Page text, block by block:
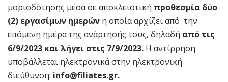
μοριοδότησης μέσα σε αποκλειστική προθεσμία δύο
(2) εργασίμων ημερών η οποία αρχίζει από την
επόμενη ημέρα της ανάρτησής τους, δηλαδή από τις
6/9/2023 και λήγει στις 7/9/2023. Η αντίρρηση
υποβάλλεται ηλεκτρονικά στην ηλεκτρονική
διεύθυνση: info@filiates.gr.